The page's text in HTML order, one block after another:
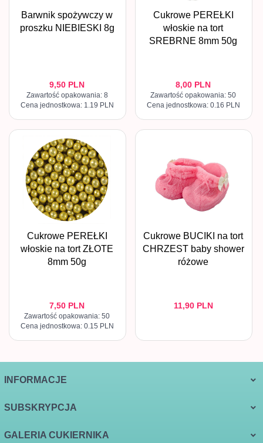
Barwnik spożywczy w
proszku NIEBIESKI 8g
9,50 PLN
Zawartość opakowania: 8
Cena jednostkowa: 1.19 PLN
Cukrowe PEREŁKI
włoskie na tort
SREBRNE 8mm 50g
8,00 PLN
Zawartość opakowania: 50
Cena jednostkowa: 0.16 PLN
Cukrowe PEREŁKI
włoskie na tort ZŁOTE
8mm 50g
7,50 PLN
Zawartość opakowania: 50
Cena jednostkowa: 0.15 PLN
Cukrowe BUCIKI na tort
CHRZEST baby shower
różowe
11,90 PLN
INFORMACJE
SUBSKRYPCJA
GALERIA CUKIERNIKA